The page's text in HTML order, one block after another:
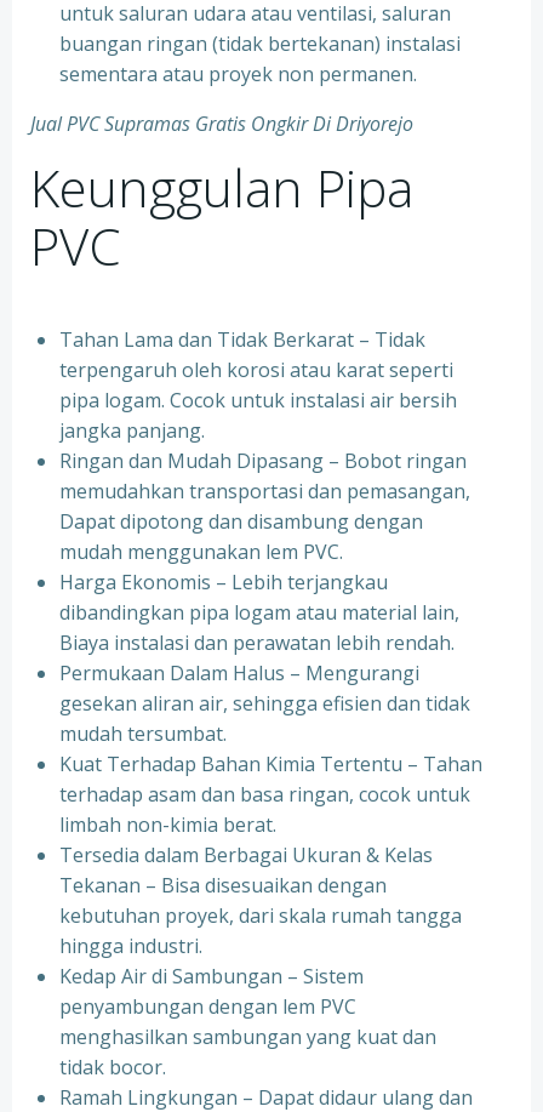
untuk saluran udara atau ventilasi, saluran
buangan ringan (tidak bertekanan) instalasi
sementara atau proyek non permanen.
Jual PVC Supramas Gratis Ongkir Di Driyorejo
Keunggulan Pipa
PVC
Tahan Lama dan Tidak Berkarat – Tidak
terpengaruh oleh korosi atau karat seperti
pipa logam. Cocok untuk instalasi air bersih
jangka panjang.
Ringan dan Mudah Dipasang – Bobot ringan
memudahkan transportasi dan pemasangan,
Dapat dipotong dan disambung dengan
mudah menggunakan lem PVC.
Harga Ekonomis – Lebih terjangkau
dibandingkan pipa logam atau material lain,
Biaya instalasi dan perawatan lebih rendah.
Permukaan Dalam Halus – Mengurangi
gesekan aliran air, sehingga efisien dan tidak
mudah tersumbat.
Kuat Terhadap Bahan Kimia Tertentu – Tahan
terhadap asam dan basa ringan, cocok untuk
limbah non-kimia berat.
Tersedia dalam Berbagai Ukuran & Kelas
Tekanan – Bisa disesuaikan dengan
kebutuhan proyek, dari skala rumah tangga
hingga industri.
Kedap Air di Sambungan – Sistem
penyambungan dengan lem PVC
menghasilkan sambungan yang kuat dan
tidak bocor.
Ramah Lingkungan – Dapat didaur ulang dan